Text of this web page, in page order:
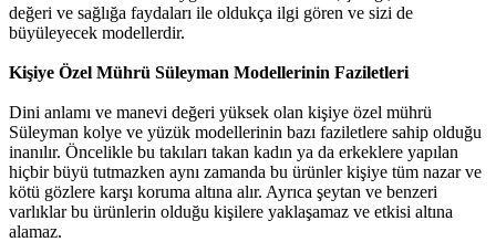
değeri ve sağlığa faydaları ile oldukça ilgi gören ve sizi de
büyüleyecek modellerdir.
Kişiye Özel Mührü Süleyman Modellerinin Faziletleri
Dini anlamı ve manevi değeri yüksek olan kişiye özel mührü
Süleyman kolye ve yüzük modellerinin bazı faziletlere sahip olduğu
inanılır. Öncelikle bu takıları takan kadın ya da erkeklere yapılan
hiçbir büyü tutmazken aynı zamanda bu ürünler kişiye tüm nazar ve
kötü gözlere karşı koruma altına alır. Ayrıca şeytan ve benzeri
varlıklar bu ürünlerin olduğu kişilere yaklaşamaz ve etkisi altına
alamaz.